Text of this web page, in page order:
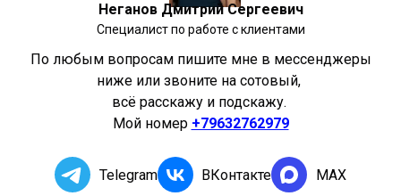
Специалист по работе с клиентами
Telegram ВКонтакте MAX
Неганов Дмитрий Сергеевич
По любым вопросам пишите мне в мессенджеры
ниже или звоните на сотовый,
всё расскажу и подскажу.
Мой номер +79632762979